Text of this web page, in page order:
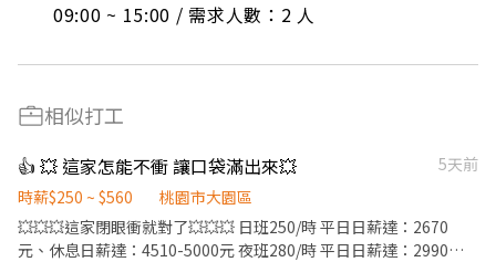
09:00 ~ 15:00 / 需求人數：2 人
相似打工
👍 💥 這家怎能不衝 讓口袋滿出來💥
5天前
時薪$250 ~ $560
桃園市大園區
💥💥💥這家閉眼衝就對了💥💥💥 日班250/時 平日日薪達：2670
元、休息日薪達：4510-5000元 夜班280/時 平日日薪達：2990